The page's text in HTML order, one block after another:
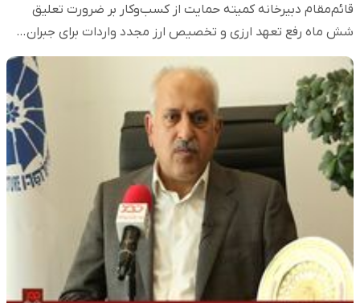
قائم‌مقام دبیرخانه کمیته حمایت از کسب‌وکار بر ضرورت تعلیق
شش ماه رفع تعهد ارزی و تخصیص ارز مجدد واردات برای جبران…